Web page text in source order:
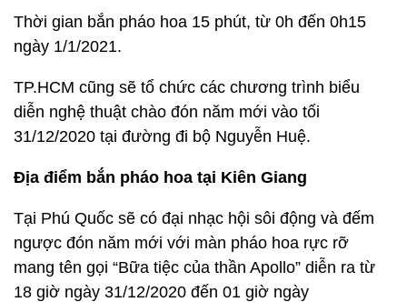
Thời gian bắn pháo hoa 15 phút, từ 0h đến 0h15
ngày 1/1/2021.
TP.HCM cũng sẽ tổ chức các chương trình biểu
diễn nghệ thuật chào đón năm mới vào tối
31/12/2020 tại đường đi bộ Nguyễn Huệ.
Địa điểm bắn pháo hoa tại Kiên Giang
Tại Phú Quốc sẽ có đại nhạc hội sôi động và đếm
ngược đón năm mới với màn pháo hoa rực rỡ
mang tên gọi “Bữa tiệc của thần Apollo” diễn ra từ
18 giờ ngày 31/12/2020 đến 01 giờ ngày